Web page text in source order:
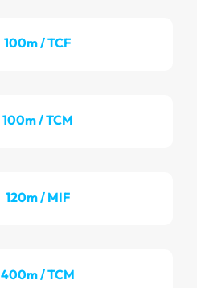
100m / TCF
100m / TCM
120m / MIF
400m / TCM